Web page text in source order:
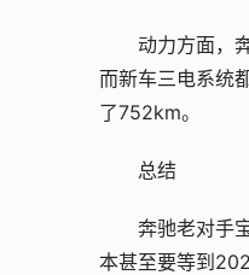
动力方面，
而新车三电系统
了752km。
总结
奔驰老对手
本甚至要等到